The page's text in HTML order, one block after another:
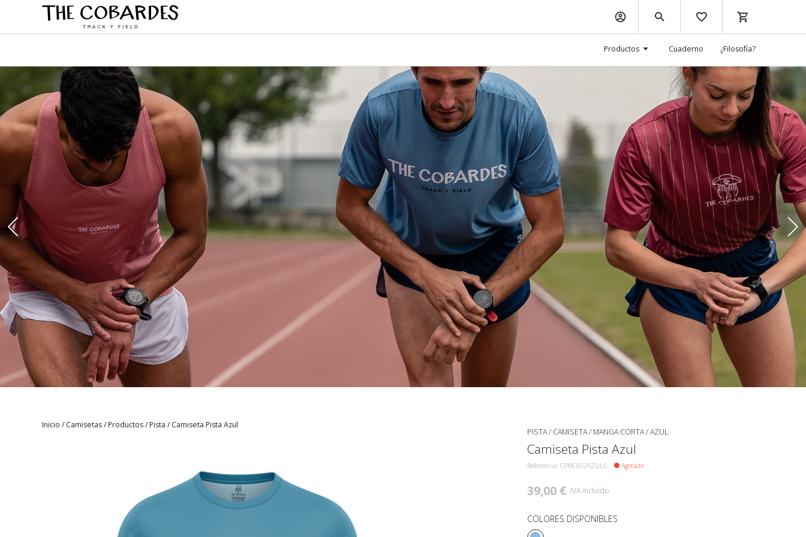
Productos Cuaderno ¿Filosofía?
Inicio /Camisetas/Productos/Pista /Camiseta Pista Azul
PISTA/ CAMISETA/ MANGA CORTA/AZUL
Camiseta Pista Azul
Referencia: CPMC002AZULS Agotado
39,00 € IVA incluido
COLORES DISPONIBLES